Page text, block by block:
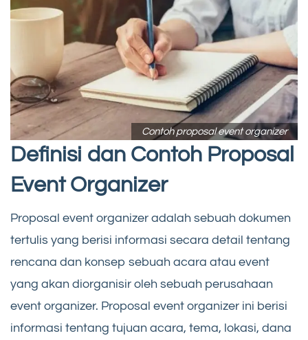
Contoh proposal event organizer
Definisi dan Contoh Proposal
Event Organizer
Proposal event organizer adalah sebuah dokumen
tertulis yang berisi informasi secara detail tentang
rencana dan konsep sebuah acara atau event
yang akan diorganisir oleh sebuah perusahaan
event organizer. Proposal event organizer ini berisi
informasi tentang tujuan acara, tema, lokasi, dana